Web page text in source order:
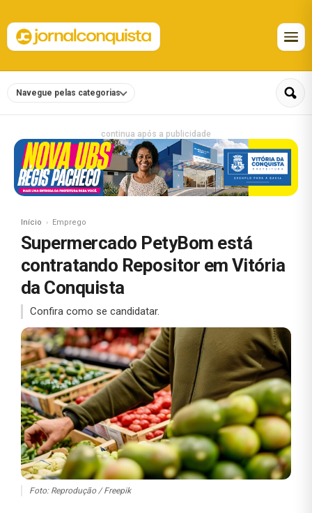
Navegue pelas categorias
continua após a publicidade
Início Emprego
Supermercado PetyBom está
contratando Repositor em Vitória
da Conquista
Confira como se candidatar.
Foto: Reprodução / Freepik